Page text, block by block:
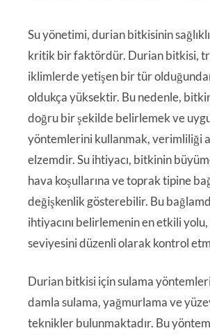
Su yönetimi, durian bitkisinin
kritik bir faktördür. Durian bitkisi,
iklimlerde yetişen bir tür
oldukça yüksektir. Bu nedenle,
doğru bir şekilde belirlemek ve
yöntemlerini kullanmak, verimliliği
elzemdir. Su ihtiyacı, bitkinin
hava koşullarına ve toprak tipine
değişkenlik gösterebilir. Bu
ihtiyacını belirlemenin en etkili
seviyesini düzenli olarak kontrol
Durian bitkisi için sulama
damla sulama, yağmurlama ve
teknikler bulunmaktadır. Bu